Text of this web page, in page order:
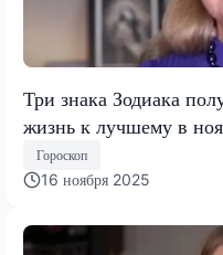
Три знака Зодиака
жизнь к лучшему в
Тамары Глобы
Гороскоп
16 ноября 2025